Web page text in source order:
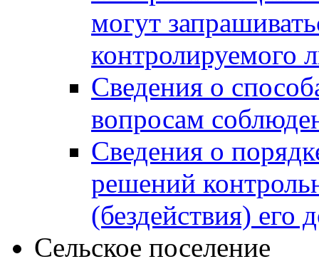
могут
контролируемого
Сведения о
вопросам
Сведения о
решений
(бездействия) его
Сельское поселение